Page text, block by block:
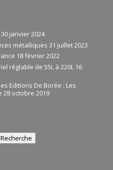
30 janvier 2024
métalliques 31 juillet 2023
18 février 2022
réglable de 55L à 220L 16
Editions De Borée : Les
28 octobre 2019
Recherche